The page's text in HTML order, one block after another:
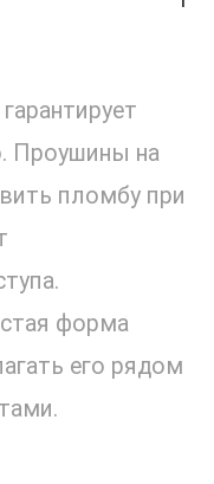
Проушины на
пломбу при
форма
его рядом